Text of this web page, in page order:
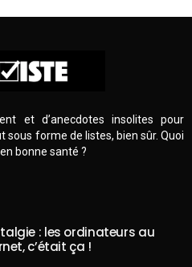
et d’anecdotes insolites pour
sous forme de listes, bien sûr. Quoi
bonne santé ?
: les ordinateurs au
c’était ça !